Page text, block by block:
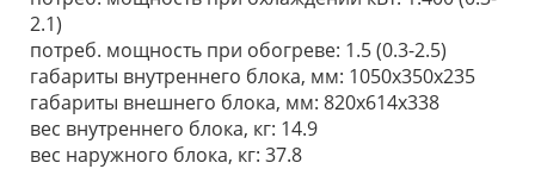
2.1)
потреб. мощность при обогреве: 1.5 (0.3-2.5)
габариты внутреннего блока, мм: 1050x350x235
габариты внешнего блока, мм: 820х614х338
вес внутреннего блока, кг: 14.9
вес наружного блока, кг: 37.8